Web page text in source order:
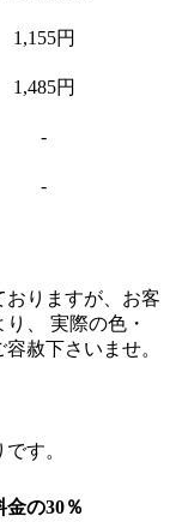
1,155円
1,485円
-
-
りますが、お客
、 実際の色・
赦下さいませ。
す。
金の30％